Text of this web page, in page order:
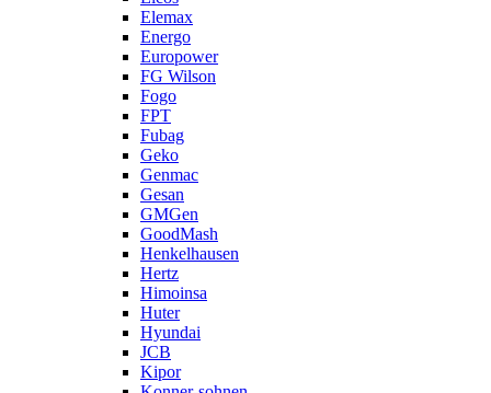
Elemax
Energo
Europower
FG Wilson
Fogo
FPT
Fubag
Geko
Genmac
Gesan
GMGen
GoodMash
Henkelhausen
Hertz
Himoinsa
Huter
Hyundai
JCB
Kipor